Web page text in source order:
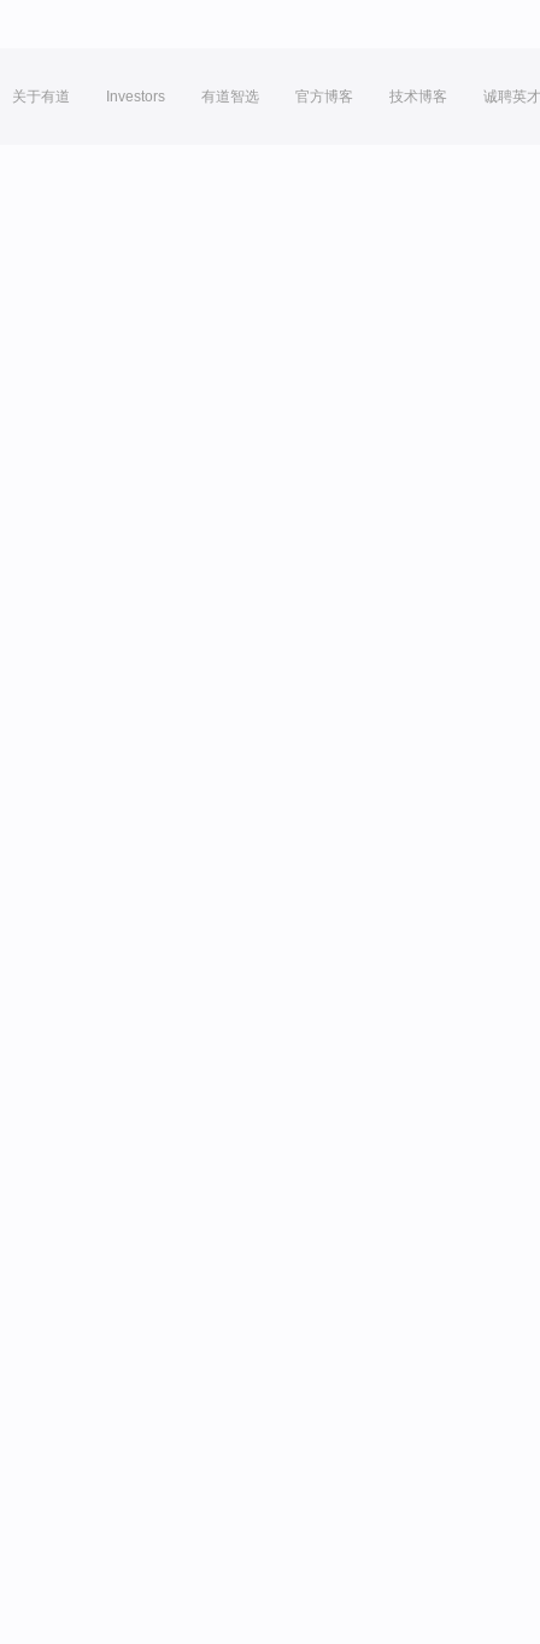
关于有道 Investors 有道智选 官方博客 技术博客 诚聘英才